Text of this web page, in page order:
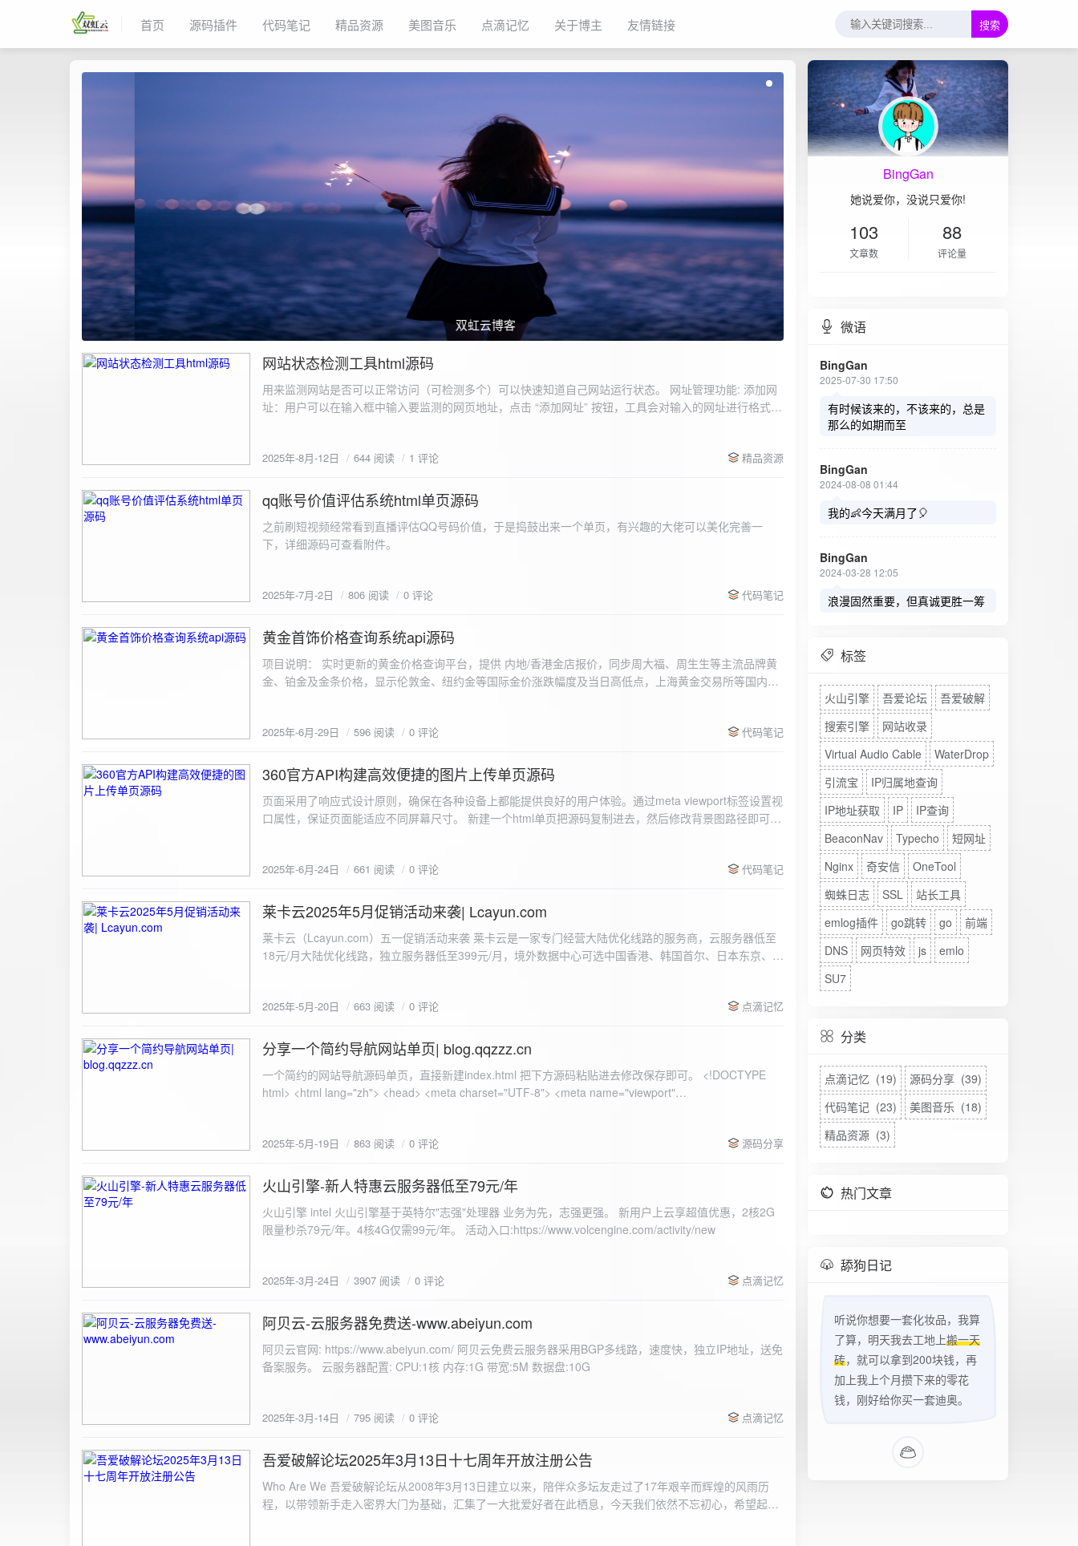
首页 源码插件 代码笔记 精品资源 美图音乐 点滴记忆 关于博主 友情链接 搜索
双虹云博客
2025-8-12
网站状态检测工具html源码
用来监测网站是否可以正常访问（可检测多个）可以快速知道自己网站运行状态。 网址管理功能: 添加网
址：用户可以在输入框中输入要监测的网页地址，点击 “添加网址” 按钮，工具会对输入的网址进行格式验
同时也会从筛选下拉框中移除该网址选项。筛选网址：右侧面板有一个 “筛选网址” 的下拉框，用户可以选
测功能： 设置监测间隔：用户可以在输入框中设置监测间隔时间（单位为秒），默认值为 60 秒。开始 /
停止监测：点击 “开始监测” 按钮，工具会立即对所有已添加的网址进行一次检测，之后按照设置的监测间
隔时间循环检测。点击 “停止监测” 按钮可停止监测。重试机制：在进行网址检测时，如果请求失败，会进
行最多 3 次重试，若重试后仍失败，则记录错误日志。日志记录与显示功能。 日志记录： 每次对网址进
会显示所有或筛选后的监测日志，正常状态的日志为黑色，异常状态的日志为红色。日志会自动滚动到最
2025年-8月-12日 644 阅读 1 评论 精品资源
2025-7-2
qq账号价值评估系统html单页源码
之前刷短视频经常看到直播评估QQ号码价值，于是捣鼓出来一个单页，有兴趣的大佬可以美化完善一
2025年-7月-2日 806 阅读 0 评论 代码笔记
2025-6-29
黄金首饰价格查询系统api源码
项目说明： 实时更新的黄金价格查询平台，提供 内地/香港金店报价，同步周大福、周生生等主流品牌黄
金、铂金及金条价格，显示伦敦金、纽约金等国际金价涨跌幅度及当日高低点，上海黄金交易所等国内黄
2025年-6月-29日 596 阅读 0 评论 代码笔记
2025-6-24
360官方API构建高效便捷的图片上传单页源码
页面采用了响应式设计原则，确保在各种设备上都能提供良好的用户体验。通过meta viewport标签设置视
口属性，保证页面能适应不同屏幕尺寸。 新建一个html单页把源码复制进去，然后修改背景图路径即可。
重置默认样式 */ * { margin: 0; padding: 0; box-sizing: border-box; } /* 设置页面的字体和添加背景图片 */
center fixed; /* 使用服务器上的路径 */ background-size: cover; /* 保证背景图片覆盖整个视窗 */ color:
#333; display: flex; justify-content: center; align-items: center; min-height: 100vh; margin: 0; } /* 容器样
式 */ .container { background-color: rgba(255, 255, 255, 0.9); /* 使用半透明白色背景，以便在图片背景
上更清晰地显示内容 */ padding: 30px; border-radius: 8px; box-shadow: 0 4px 8px rgba(0, 0, 0, 0.1);
padding: 8px; background-color: #f7f7f7; border: 1px solid #ccc; border-radius: 4px; font-size: 16px;
size: 16px; border: none; border-radius: 4px; cursor: pointer; transition: background-color 0.3s ease; }
100%; height: 30px; background-color: #ddd; border-radius: 4px; margin-top: 20px; overflow: hidden; }
.progress-fill { height: 100%; background-color: #4caf50; width: 0; line-height: 30px; text-align: center;
border-radius: 4px; background-color: #f9f9f9; font-size: 16px; color: #333; min-height: 40px; } /* 错误
或成功的提示信息样式 */ .result.success { border-color: #28a745; background-color: #e9f7e8; }
image { margin-top: 20px; max-width: 100%; height: auto; border-radius: 4px; border: 1px solid #ddd; }
</style> </head> <body> <div class="container"> <h2>图片上传-双虹云</h2> <form id="uploadForm">
<input type="file" id="fileInput" name="file" accept="image/*" required /> <button type="submit">上传文
document.getElementById('uploadForm'); const resultDiv = document.getElementById('result'); const
e.preventDefault(); const fileInput = document.getElementById('fileInput'); const file = fileInput.files[0]; if
(!file) { resultDiv.innerHTML = '<p class="error">请先选择文件！</p>'; return; } const formData = new
FormData(); formData.append('file', file); const xhr = new XMLHttpRequest(); xhr.open('POST',
'https://api.xinyew.cn/api/360tc', true); // 监听上传进度事件 xhr.upload.onprogress = function(event) { if
Math.round(percentComplete) + '%'; } }; xhr.onload = function() { if (xhr.status === 200) { const data =
图片链接: <a href="${data.data.url}" target="_blank">${data.data.url}</a></p> <p>图片文件名:
${data.data.imgFile}</p> <img src="${data.data.url}" alt="上传的图片" class="uploaded-image" /> `; }
else { resultDiv.innerHTML = `<p class="error">${data.error}</p>`; } } else { resultDiv.innerHTML = `<p
class="error">请求失败：${xhr.statusText}</p>`; } }; xhr.onerror = function() { resultDiv.innerHTML =
2025年-6月-24日 661 阅读 0 评论 代码笔记
2025-5-20
莱卡云2025年5月促销活动来袭| Lcayun.com
莱卡云（Lcayun.com）五一促销活动来袭 莱卡云是一家专门经营大陆优化线路的服务商，云服务器低至
18元/月大陆优化线路，独立服务器低至399元/月，境外数据中心可选中国香港、韩国首尔、日本东京、美
https://www.lcayun.com/actcloud.html
2025年-5月-20日 663 阅读 0 评论 点滴记忆
2025-5-19
分享一个简约导航网站单页| blog.qqzzz.cn
一个简约的网站导航源码单页，直接新建index.html 把下方源码粘贴进去修改保存即可。 <!DOCTYPE html> <html lang="zh"> <head> <meta charset="UTF-8"> <meta name="viewport" content="width=device-width, initial-scale=1.0"> <title>导航网站 -blog.qqzzz.cn</title> <meta name="keywords" content="双虹云博客"> <meta name="description" content="双虹云博客。"> <meta name="author" content="导航网站"> <meta name="robots" content="index,follow"> <meta property="og:title" content="导航网站 - "> <meta property="og:description" content="双虹云。"> <meta property="og:type" content="website"> <link rel="icon" href="https://blog.qqzzz.cn/favicon.ico" type="image/x-icon"> <link rel="shortcut icon" href="https://blog.qqzzz.cn/favicon.ico" type="image/x-icon"> <style> /* 基础样式 */ * { margin: 0; padding: 0; box-sizing: border-box; } /* 主体样式 */ body { background: #f0f2f5; font-family: 'Microsoft YaHei', -apple-system, BlinkMacSystemFont, sans-serif; margin: 0; padding: 0; min-height: 100vh; overflow-x: hidden; position: relative; display: flex; flex-direction: column; } /* 容器样式 */ .container { max-width: 1200px; margin: 0 auto; padding: 20px; flex: 1; display: flex; flex-direction: column; align-items: center; width: 100%; } /* 主盒子样式 */ .main-box { background: white; box-shadow: 0 2px 12px rgba(0, 0, 0, 0.08); border-radius: 24px; border: 1px solid #e9ecef; width: 100%; max-width: 1000px; padding: 30px; margin: 0 auto 15px; transition: all 0.3s ease; position: relative; z-index: 2; } .main-box:hover { transform: translateY(-2px); box-shadow: 0 6px 25px rgba(0, 0, 0, 0.2); } /* 头部样式 */ .header { text-align: center; margin-bottom: 20px; padding-bottom: 15px; border-bottom: 1px solid rgba(255, 255, 255, 0.2); } .header h1 { font-size: 32px; background: linear-gradient(120deg, #2b5876 0%, #4e4376 100%); -webkit-background-clip: text; -webkit-text-fill-color: transparent; margin-bottom: 15px; } /* 提示框样式 */ .notice { background: transparent; padding: 0 25px; border-radius: 12px; margin-bottom: 15px; white-space: nowrap; overflow: hidden; text-overflow: ellipsis; } .notice p { color: #4facfe; font-size: 16px; line-height: 1; font-weight: bold; letter-spacing: 0.5px; margin: 0; } /* 流量卡领取样式 */ .flow-card, .flow-card-top { background: linear-gradient(120deg, #4facfe 0%, #00f2fe 100%); box-shadow: 0 3px 15px rgba(0, 0, 0, 0.1); border-radius: 12px; padding: 10px 15px; margin-bottom: 10px; text-align: center; position: relative; overflow: hidden; display: flex; justify-content: space-between; align-items: center; } .flow-card::before, .flow-card-top::before { content: ''; position: absolute; top: -10px; right: -10px; width: 80px; height: 80px; background: rgba(255, 255, 255, 0.1); border-radius: 50%; } .flow-card .text-content, .flow-card-top h3 { flex: 1; text-align: left; color: #ffffff; font-size: 16px; margin: 0; } .flow-card h2 { color: #ffffff; font-size: 18px; margin-bottom: 4px; font-weight: 600; } .flow-card p { color: rgba(255, 255, 255, 0.9); font-size: 14px; margin-bottom: 0; } .flow-card a, .flow-card-top a { display: inline-block; background: #ffffff; color: #2b5876; padding: 8px 0; border-radius: 50px; font-size: 15px; cursor: pointer; transition: all 0.3s ease; font-weight: 600; text-decoration: none; box-shadow: 0 4px 10px rgba(0, 0, 0, 0.1); margin: 0 5px; white-space: nowrap; width: 110px; text-align: center; } /* 所有按钮统一样式 */ .flow-card .buttons a, .flow-card-top .buttons a { background: #ffffff; color: #2b5876; } .flow-card .buttons a:hover, .flow-card-top .buttons a:hover { background: #f8f9fa; transform: translateY(-2px); box-shadow: 0 6px 15px rgba(0, 0, 0, 0.2); } .flow-card .buttons, .flow-card-top .buttons { display: flex; align-items: center; justify-content: flex-end; flex-wrap: nowrap; } .flow-card a:hover, .flow-card-top a:hover { transform: translateY(-2px); box-shadow: 0 6px 15px rgba(0, 0, 0, 0.2); background: #f8f9fa; } .flow-card-top { margin-bottom: 10px; } /* 导航网格样式 */ .nav-grid { display: grid; grid-template-columns: repeat(2, 1fr); gap: 25px; width: 100%; margin: 0 auto; padding: 0; } /* 导航项样式 */ .nav-item { background: hsl(230, 10%, 33%); border-radius: 12px; padding: 12px; text-align: center; box-shadow: none; transition: all 0.3s ease; min-height: 75px; position: relative; } .nav-item:hover { transform: none; background: hsl(230, 10%, 38%); } .nav-item a { text-decoration: none; color: inherit; display: block; text-align: center; } .nav-item h3 { color: #ffffff; font-size: 17px; margin-bottom: 8px; } .nav-item p { color: rgba(255, 255, 255, 0.9); font-size: 16px; margin-bottom: 4px; } .nav-item .status { position: absolute; bottom: -20px; left: 0; right: 0; color: #ff6b6b; font-size: 12px; text-align: center; font-weight: 500; } /* 底部导航样式 */ .float-nav { display: none; } @media (max-width: 768px) { body { padding-bottom: 20px; } .container { padding: 10px; } .main-box { padding: 15px; margin: 5px; } .header { margin-bottom: 15px; padding-bottom: 10px; } .nav-grid { gap: 15px; } .flow-card, .flow-card-top { padding: 12px; margin-bottom: 10px; flex-direction: column; } .flow-card .text-content, .flow-card-top h3 { text-align: center; margin-bottom: 12px; font-size: 16px; } .flow-card h2 { font-size: 16px; margin-bottom: 5px; text-align: center; } .flow-card p { font-size: 13px; text-align: center; padding: 0 5px; } .flow-card a, .flow-card-top a, .flow-card .buttons a, .flow-card-top .buttons a { padding: 7px 0; font-size: 14px; margin: 0 4px; width: 95px; text-align: center; background: #ffffff; color: #2b5876; } .flow-card .buttons, .flow-card-top .buttons { justify-content: center; width: 100%; margin-top: 5px; } .nav-item { padding: 12px; min-height: 70px; width: 100%; } .header h1 { font-size: 24px; } .notice p { font-size: 14px; } .copyright { padding: 10px 0; font-size: 12px; } } /* 版权信息样式 */ .copyright { text-align: center; padding: 15px 0; color: #6c757d; font-size: 13px; letter-spacing: 0.5px; width: 100%; max-width: 1200px; margin: 0 auto; } /* 弹窗样式 */ .modal-overlay { position: fixed; top: 0; left: 0; right: 0; bottom: 0; background: rgba(0, 0, 0, 0.4); display: flex; justify-content: center; align-items: center; z-index: 10000; } .modal { background: white; border: 1px solid #e9ecef; padding: 25px; border-radius: 15px; width: 90%; max-width: 3
2025年-5月-19日 863 阅读 0 评论 源码分享
2025-3-24
火山引擎-新人特惠云服务器低至79元/年
火山引擎 intel 火山引擎基于英特尔"志强"处理器 业务为先，志强更强。 新用户上云享超值优惠，2核2G
限量秒杀79元/年。4核4G仅需99元/年。 活动入口:https://www.volcengine.com/activity/new
2025年-3月-24日 3907 阅读 0 评论 点滴记忆
2025-3-14
阿贝云-云服务器免费送-www.abeiyun.com
阿贝云官网: https://www.abeiyun.com/ 阿贝云免费云服务器采用BGP多线路，速度快，独立IP地址，送免
备案服务。 云服务器配置: CPU:1核 内存:1G 带宽:5M 数据盘:10G
2025年-3月-14日 795 阅读 0 评论 点滴记忆
2025-3-10
吾爱破解论坛2025年3月13日十七周年开放注册公告
Who Are We 吾爱破解论坛从2008年3月13日建立以来，陪伴众多坛友走过了17年艰辛而辉煌的风雨历
程，以带领新手走入密界大门为基础，汇集了一大批爱好者在此栖息，今天我们依然不忘初心，希望起到
BingGan
她说爱你，没说只爱你!
103
文章数
88
评论量
微语
BingGan
2025-07-30 17:50
有时候该来的，不该来的，总是
那么的如期而至
BingGan
2024-08-08 01:44
我的👶今天满月了🎈
BingGan
2024-03-28 12:05
浪漫固然重要，但真诚更胜一筹
标签
火山引擎 吾爱论坛
吾爱破解
搜索引擎
网站收录
Virtual Audio Cable
WaterDrop
引流宝
IP归属地查询
IP地址获取
IP
IP查询
BeaconNav
Typecho
短网址
Nginx
奇安信
OneTool
蜘蛛日志
SSL
站长工具
emlog插件
go跳转 go
前端
DNS
网页特效 js
emlo
SU7
分类
点滴记忆 (19)
源码分享 (39)
代码笔记 (23)
美图音乐 (18)
精品资源 (3)
热门文章
舔狗日记
听说你想要一套化妆品，我算
了算，明天我去工地上搬一天
砖，就可以拿到200块钱，再
加上我上个月攒下来的零花
钱，刚好给你买一套迪奥。